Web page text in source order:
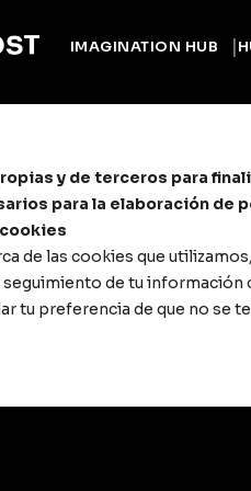
y de terceros para
para la elaboración de
de las cookies que
seguimiento de tu
tu preferencia de que no se
IMAGINATION HUB